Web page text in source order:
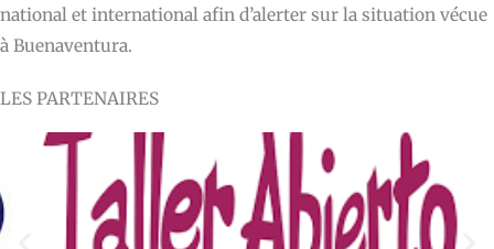
national et international afin d’alerter sur la situation vécue
à Buenaventura.
LES PARTENAIRES